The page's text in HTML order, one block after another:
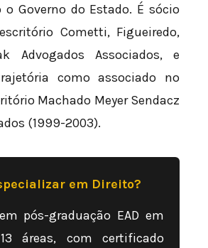
o Governo do Estado. É sócio
Cometti, Figueiredo,
Advogados Associados, e
como associado no
Machado Meyer Sendacz
(1999-2003).
em Direito?
pós-graduação EAD em
áreas, com certificado